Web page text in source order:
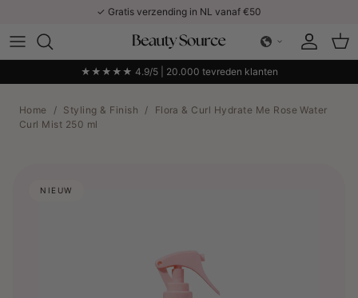
✓ Gratis verzending in NL vanaf €50
Account
★★★★★ 4.9/5 | 20.000 tevreden klanten
Home / Styling & Finish /
Flora & Curl Hydrate Me Rose Water
Curl Mist 250 ml
NIEUW